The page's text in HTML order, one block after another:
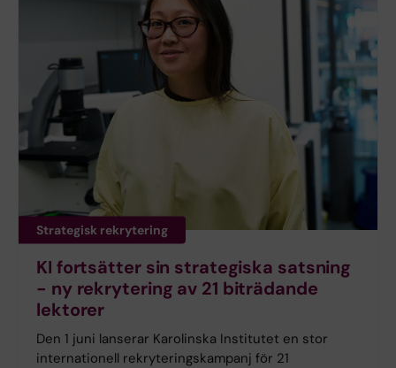
Strategisk rekrytering
KI fortsätter sin strategiska satsning
- ny rekrytering av 21 biträdande
lektorer
Den 1 juni lanserar Karolinska Institutet en stor
internationell rekryteringskampanj för 21